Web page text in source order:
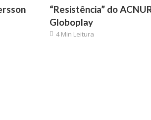
“Resistência” do
Globoplay
4 Min Leitura